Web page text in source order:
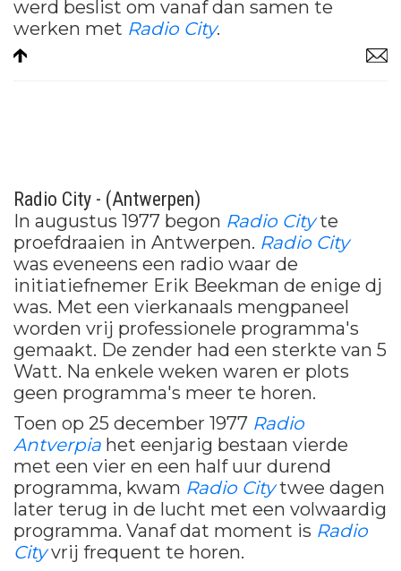
werd beslist om vanaf dan samen te
werken met Radio City.
Radio City - (Antwerpen)
In augustus 1977 begon Radio Cityte
proefdraaien in Antwerpen. Radio City
was eveneens een radio waar de
initiatiefnemer Erik Beekman de enige dj
was. Met een vierkanaals mengpaneel
worden vrij professionele programma's
gemaakt. De zender had een sterkte van 5
Watt. Na enkele weken waren er plots
geen programma's meer te horen.
Toen op 25 december 1977 Radio
Antverpia het eenjarig bestaan vierde
met een vier en een half uur durend
programma, kwam Radio Citytwee dagen
later terug in de lucht met een volwaardig
programma. Vanaf dat moment is Radio
Cityvrij frequent te horen.